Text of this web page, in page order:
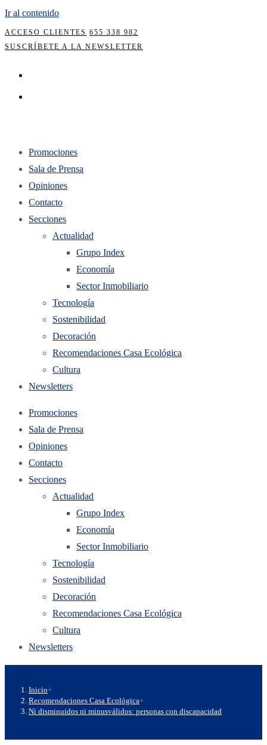
Ir al contenido
ACCESO CLIENTES 655 338 982
SUSCRÍBETE A LA NEWSLETTER
Promociones
Sala de Prensa
Opiniones
Contacto
Secciones
Actualidad
Grupo Index
Economía
Sector Inmobiliario
Tecnología
Sostenibilidad
Decoración
Recomendaciones Casa Ecológica
Cultura
Newsletters
Promociones
Sala de Prensa
Opiniones
Contacto
Secciones
Actualidad
Grupo Index
Economía
Sector Inmobiliario
Tecnología
Sostenibilidad
Decoración
Recomendaciones Casa Ecológica
Cultura
Newsletters
Inicio+
Recomendaciones Casa Ecológica+
Ni disminuidos ni minusválidos: personas con discapacidad